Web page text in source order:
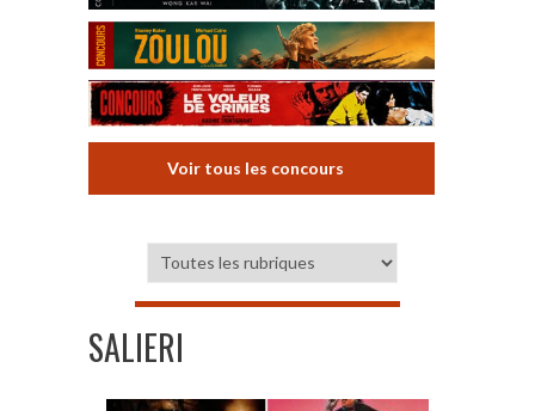
Voir tous les concours
SALIERI